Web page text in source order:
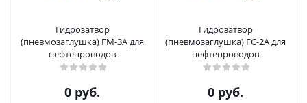
Гидрозатвор
(пневмозаглушка) ГМ-3А для
нефтепроводов
0 руб.
Гидрозатвор
(пневмозаглушка) ГС-2А для
нефтепроводов
0 руб.